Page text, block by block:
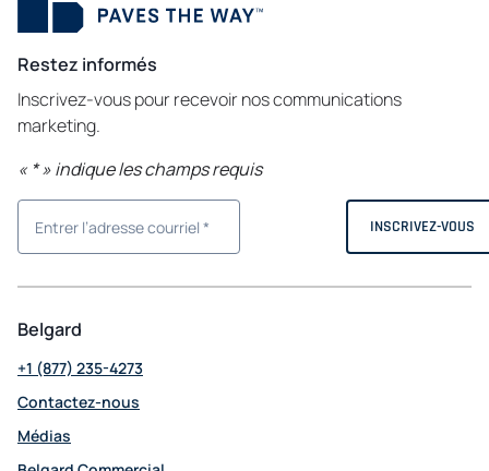
Restez informés
Inscrivez-vous pour recevoir nos communications
marketing.
« *» indique les champs requis
Belgard
+1 (877) 235-4273
Contactez-nous
Médias